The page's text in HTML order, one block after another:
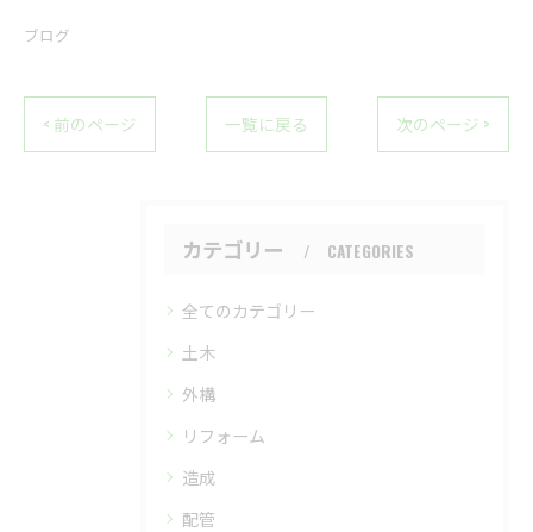
ブログ
< 前のページ 一覧に戻る 次のページ >
カテゴリー CATEGORIES
全てのカテゴリー
土木
外構
リフォーム
造成
配管